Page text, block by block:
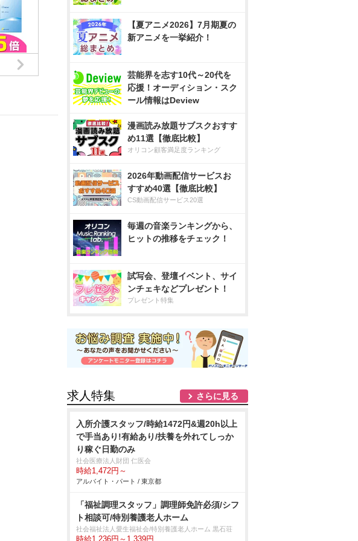
【夏アニメ2026】7月期夏の
新アニメを一挙紹介！
芸能界を志す10代～20代を
応援！オーディション・スク
ール情報はDeview
漫画読み放題サブスクおすす
め11選【徹底比較】
オリコン顧客満足度ランキング
2026年動画配信サービスお
すすめ40選【徹底比較】
CS動画配信サービス20選
毎週の音楽ランキングから、
ヒットの推移をチェック！
試写会、登壇イベント、サイ
ンチェキなどプレゼント！
プレゼント特集
求人特集 さらに見る
入所介護スタッフ/時給1472円&週20h以上
で手当あり!有給あり/扶養を外れてしっか
り稼ぐ日勤のみ
社会医療法人財団 仁医会
時給1,472円～
アルバイト・パート / 東京都
「福祉調理スタッフ」調理師免許必須/シフ
ト相談可/特別養護老人ホーム
社会福祉法人愛生福祉会/特別養護老人ホーム 黒石荘
時給1,236円～1,339円